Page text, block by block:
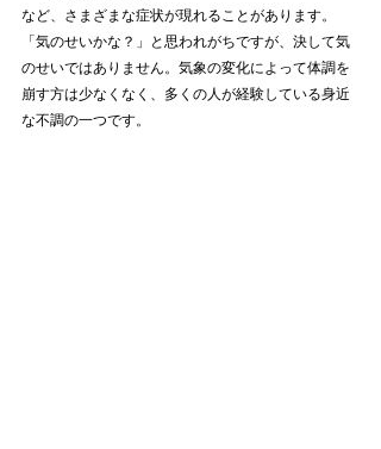
など、さまざまな症状が現れることがあります。
「気のせいかな？」と思われがちですが、決して気
のせいではありません。気象の変化によって体調を
崩す方は少なくなく、多くの人が経験している身近
な不調の一つです。